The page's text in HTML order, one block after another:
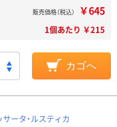
販売価格（税込） ￥645
1個あたり ￥215
カゴへ
ータ・ルスティカ